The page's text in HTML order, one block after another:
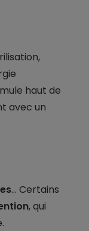
haut de
avec un
... Certains
, qui